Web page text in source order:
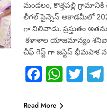
మండలం, కొత్తపల్లి
లీగల్ సైన్సెస్ అకాడమీలో
గా నిలిచాడు. ప్రస్తుతం
కళాశాల యాజమాన్యం
చీఫ్ గెస్ట్ గా జస్టిస్
FacebookWhatsApp
Twitter
Read More